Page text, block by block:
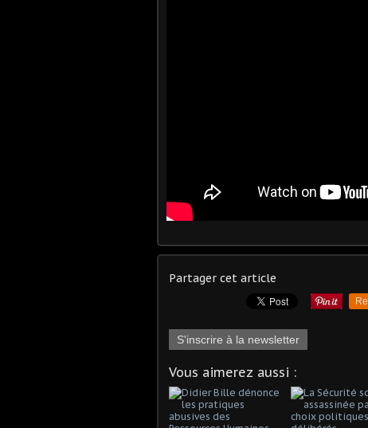
Partager cet article
S'inscrire à la newsletter
Vous aimerez aussi :